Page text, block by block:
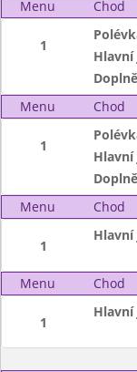
Menu
Chod
1
Menu
Chod
1
Menu
Chod
1
Menu Chod
1